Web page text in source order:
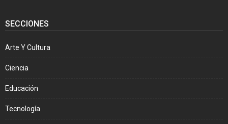
SECCIONES
Arte Y Cultura
Ciencia
Educación
Tecnología